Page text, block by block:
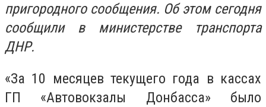
пригородного сообщения. Об этом сегодня
сообщили в министерстве транспорта
ДНР.
«За 10 месяцев текущего года в кассах
ГП «Автовокзалы Донбасса» было